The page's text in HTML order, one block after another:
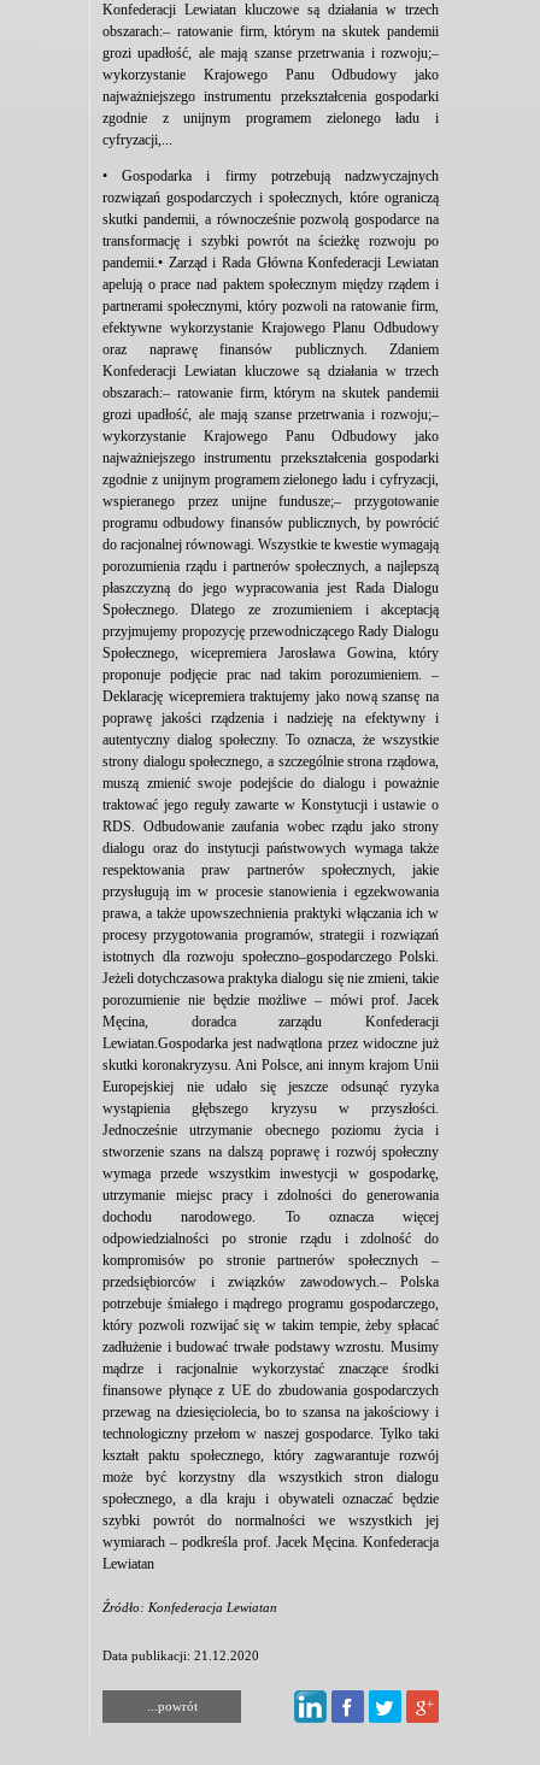
Konfederacji Lewiatan kluczowe są działania w trzech
obszarach:– ratowanie firm, którym na skutek pandemii
grozi upadłość, ale mają szanse przetrwania i rozwoju;–
wykorzystanie Krajowego Panu Odbudowy jako
najważniejszego instrumentu przekształcenia gospodarki
zgodnie z unijnym programem zielonego ładu i
cyfryzacji,...
• Gospodarka i firmy potrzebują nadzwyczajnych
rozwiązań gospodarczych i społecznych, które ograniczą
skutki pandemii, a równocześnie pozwolą gospodarce na
transformację i szybki powrót na ścieżkę rozwoju po
pandemii.• Zarząd i Rada Główna Konfederacji Lewiatan
apelują o prace nad paktem społecznym między rządem i
partnerami społecznymi, który pozwoli na ratowanie firm,
efektywne wykorzystanie Krajowego Planu Odbudowy
oraz naprawę finansów publicznych. Zdaniem
Konfederacji Lewiatan kluczowe są działania w trzech
obszarach:– ratowanie firm, którym na skutek pandemii
grozi upadłość, ale mają szanse przetrwania i rozwoju;–
wykorzystanie Krajowego Panu Odbudowy jako
najważniejszego instrumentu przekształcenia gospodarki
zgodnie z unijnym programem zielonego ładu i cyfryzacji,
wspieranego przez unijne fundusze;– przygotowanie
programu odbudowy finansów publicznych, by powrócić
do racjonalnej równowagi. Wszystkie te kwestie wymagają
porozumienia rządu i partnerów społecznych, a najlepszą
płaszczyzną do jego wypracowania jest Rada Dialogu
Społecznego. Dlatego ze zrozumieniem i akceptacją
przyjmujemy propozycję przewodniczącego Rady Dialogu
Społecznego, wicepremiera Jarosława Gowina, który
proponuje podjęcie prac nad takim porozumieniem. –
Deklarację wicepremiera traktujemy jako nową szansę na
poprawę jakości rządzenia i nadzieję na efektywny i
autentyczny dialog społeczny. To oznacza, że wszystkie
strony dialogu społecznego, a szczególnie strona rządowa,
muszą zmienić swoje podejście do dialogu i poważnie
traktować jego reguły zawarte w Konstytucji i ustawie o
RDS. Odbudowanie zaufania wobec rządu jako strony
dialogu oraz do instytucji państwowych wymaga także
respektowania praw partnerów społecznych, jakie
przysługują im w procesie stanowienia i egzekwowania
prawa, a także upowszechnienia praktyki włączania ich w
procesy przygotowania programów, strategii i rozwiązań
istotnych dla rozwoju społeczno–gospodarczego Polski.
Jeżeli dotychczasowa praktyka dialogu się nie zmieni, takie
porozumienie nie będzie możliwe – mówi prof. Jacek
Męcina, doradca zarządu Konfederacji
Lewiatan.Gospodarka jest nadwątlona przez widoczne już
skutki koronakryzysu. Ani Polsce, ani innym krajom Unii
Europejskiej nie udało się jeszcze odsunąć ryzyka
wystąpienia głębszego kryzysu w przyszłości.
Jednocześnie utrzymanie obecnego poziomu życia i
stworzenie szans na dalszą poprawę i rozwój społeczny
wymaga przede wszystkim inwestycji w gospodarkę,
utrzymanie miejsc pracy i zdolności do generowania
dochodu narodowego. To oznacza więcej
odpowiedzialności po stronie rządu i zdolność do
kompromisów po stronie partnerów społecznych –
przedsiębiorców i związków zawodowych.– Polska
potrzebuje śmiałego i mądrego programu gospodarczego,
który pozwoli rozwijać się w takim tempie, żeby spłacać
zadłużenie i budować trwałe podstawy wzrostu. Musimy
mądrze i racjonalnie wykorzystać znaczące środki
finansowe płynące z UE do zbudowania gospodarczych
przewag na dziesięciolecia, bo to szansa na jakościowy i
technologiczny przełom w naszej gospodarce. Tylko taki
kształt paktu społecznego, który zagwarantuje rozwój
może być korzystny dla wszystkich stron dialogu
społecznego, a dla kraju i obywateli oznaczać będzie
szybki powrót do normalności we wszystkich jej
wymiarach – podkreśla prof. Jacek Męcina. Konfederacja
Lewiatan
Źródło: Konfederacja Lewiatan
Data publikacji: 21.12.2020
...powrót